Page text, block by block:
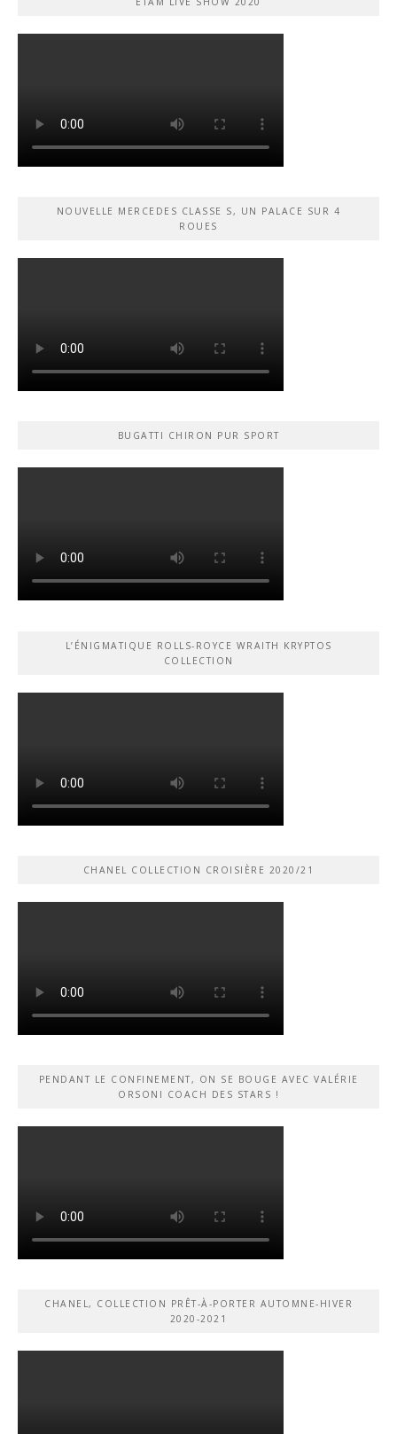
NOUVELLE MERCEDES CLASSE S, UN PALACE SUR 4
ROUES
BUGATTI CHIRON PUR SPORT
L’ÉNIGMATIQUE ROLLS-ROYCE WRAITH KRYPTOS
COLLECTION
CHANEL COLLECTION CROISIÈRE 2020/21
PENDANT LE CONFINEMENT, ON SE BOUGE AVEC VALÉRIE
ORSONI COACH DES STARS !
CHANEL, COLLECTION PRÊT-À-PORTER AUTOMNE-HIVER
2020-2021